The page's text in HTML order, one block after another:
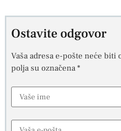
Ostavite odgovor
Vaša adresa e-pošte neće biti
polja su označena*